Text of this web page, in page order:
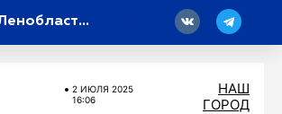
В лесах Ленобласти появилась земляника
2 ИЮЛЯ 2025
16:06
НАШ
ГОРОД